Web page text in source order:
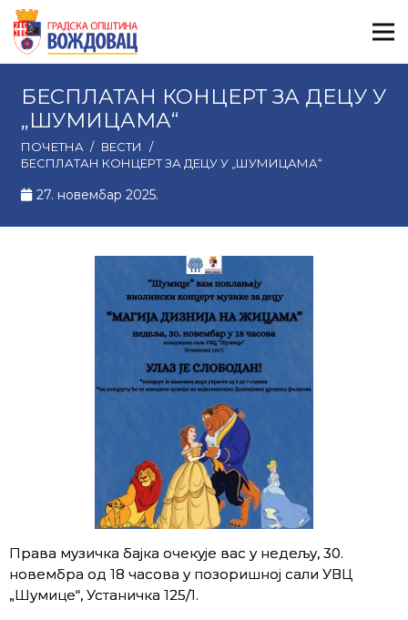
БЕСПЛАТАН КОНЦЕРТ ЗА ДЕЦУ У
„ШУМИЦАМА“
ПОЧЕТНА / ВЕСТИ
/
БЕСПЛАТАН КОНЦЕРТ ЗА ДЕЦУ У „ШУМИЦАМА“
27. новембар 2025.
Права музичка бајка очекује вас у недељу, 30.
новембра од 18 часова у позоришној сали УВЦ
„Шумице“, Устаничка 125/1.